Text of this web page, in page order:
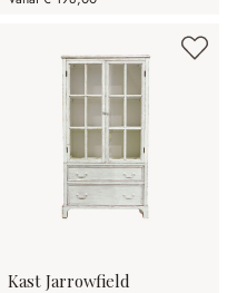
Kast Jarrowfield